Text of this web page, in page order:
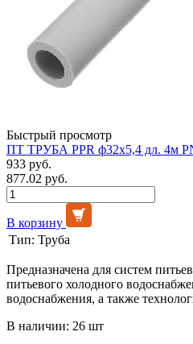
Быстрый просмотр
ПТ ТРУБА PPR ф32х5,4 дл. 4м
933 руб.
877.02 руб.
В корзину
Тип: Труба
Предназначена для систем
питьевого холодного
водоснабжения, а также
В наличии: 26 шт